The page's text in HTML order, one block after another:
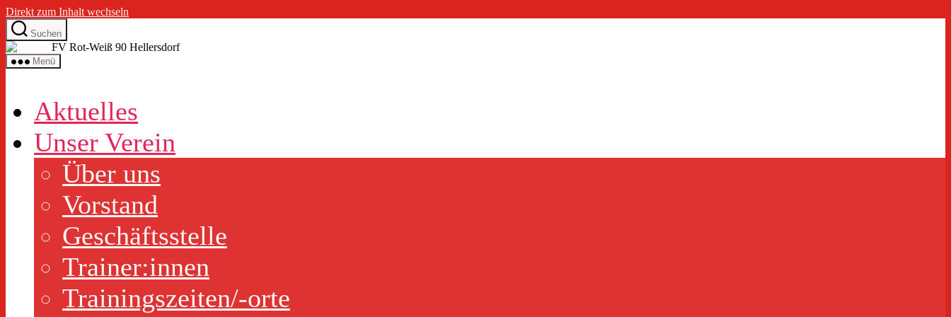
Direkt zum Inhalt wechseln
Suchen
FV Rot-Weiß 90 Hellersdorf
Menü
Aktuelles
Unser Verein
Über uns
Vorstand
Geschäftsstelle
Trainer:innen
Trainingszeiten/-orte